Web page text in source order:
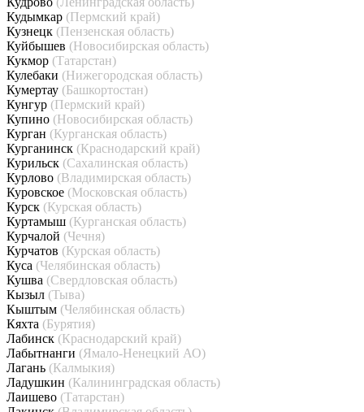
Кудымкар (Пермский край)
Кузнецк (Пензенская область)
Куйбышев (Новосибирская область)
Кукмор (Татарстан)
Кулебаки (Нижегородская область)
Кумертау (Башкортостан)
Кунгур (Пермский край)
Купино (Новосибирская область)
Курган (Курганская область)
Курганинск (Краснодарский край)
Курильск (Сахалинская область)
Курлово (Владимирская область)
Куровское (Московская область)
Курск (Курская область)
Куртамыш (Курганская область)
Курчалой (Чечня)
Курчатов (Курская область)
Куса (Челябинская область)
Кушва (Свердловская область)
Кызыл (Тыва)
Кыштым (Челябинская область)
Кяхта (Бурятия)
Лабинск (Краснодарский край)
Лабытнанги (Ямало-Ненецкий АО)
Лагань (Калмыкия)
Ладушкин (Калининградская область)
Лаишево (Татарстан)